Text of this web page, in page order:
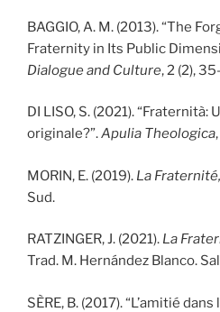
BAGGIO, A. M. (2013). “The
Fraternity in Its Public
Dialogue and Culture, 2 (2),
DI LISO, S. (2021). “Fraternità:
originale?”.Apulia Theologica
MORIN, E. (2019). La
Sud.
RATZINGER, J. (2021). La
Trad. M. Hernández Blanco.
SÈRE, B. (2017). “L’amitié